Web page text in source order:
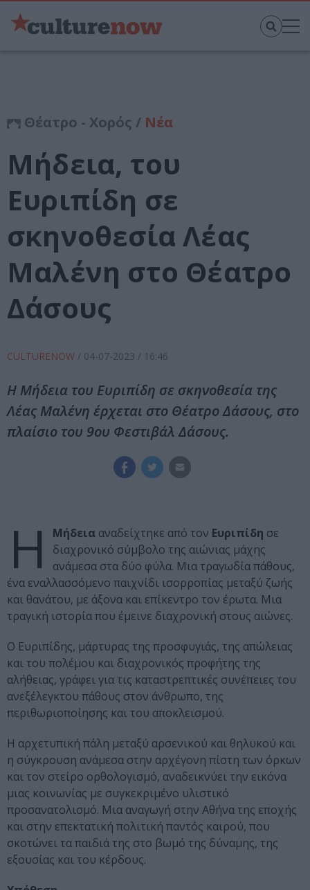
Θέατρο - Χορός / Νέα
Μήδεια, του
Ευριπίδη σε
σκηνοθεσία Λέας
Μαλένη στο Θέατρο
Δάσους
CULTURENOW / 04-07-2023 / 16:46
Η Μήδεια του Ευριπίδη σε σκηνοθεσία της
Λέας Μαλένη έρχεται στο Θέατρο Δάσους, στο
πλαίσιο του 9ου Φεστιβάλ Δάσους.
Η Μήδεια αναδείχτηκε από τον Ευριπίδη σε
διαχρονικό σύμβολο της αιώνιας μάχης
ανάμεσα στα δύο φύλα. Μια τραγωδία πάθους,
ένα εναλλασσόμενο παιχνίδι ισορροπίας μεταξύ ζωής
και θανάτου, με άξονα και επίκεντρο τον έρωτα. Μια
τραγική ιστορία που έμεινε διαχρονική στους αιώνες.
Ο Ευριπίδης, μάρτυρας της προσφυγιάς, της απώλειας
και του πολέμου και διαχρονικός προφήτης της
αλήθειας, γράφει για τις καταστρεπτικές συνέπειες του
ανεξέλεγκτου πάθους στον άνθρωπο, της
περιθωριοποίησης και του αποκλεισμού.
Η αρχετυπική πάλη μεταξύ αρσενικού και θηλυκού και
η σύγκρουση ανάμεσα στην αρχέγονη πίστη των όρκων
και τον στείρο ορθολογισμό, αναδεικνύει την εικόνα
μιας κοινωνίας με συγκεκριμένο υλιστικό
προσανατολισμό. Μια αναγωγή στην Αθήνα της εποχής
και στην επεκτατική πολιτική παντός καιρού, που
σκοτώνει τα παιδιά της στο βωμό της δύναμης, της
εξουσίας και του κέρδους.